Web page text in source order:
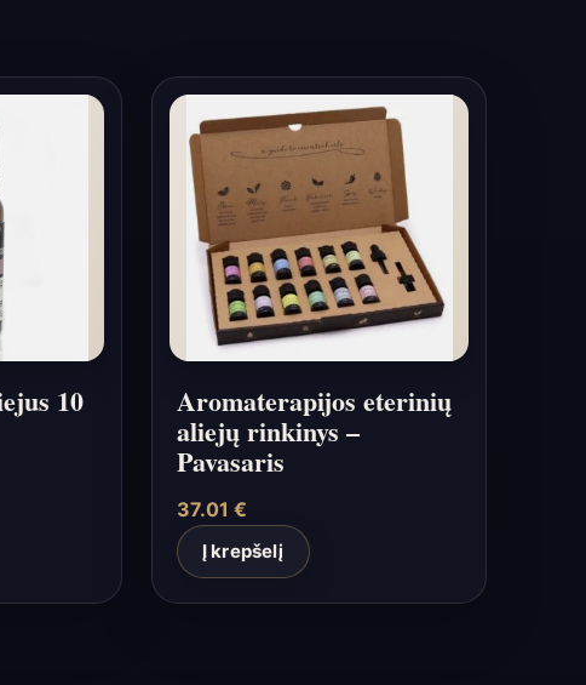
10 Aromaterapijos eterinių
aliejų rinkinys –
Pavasaris
37.01 €
Į krepšelį